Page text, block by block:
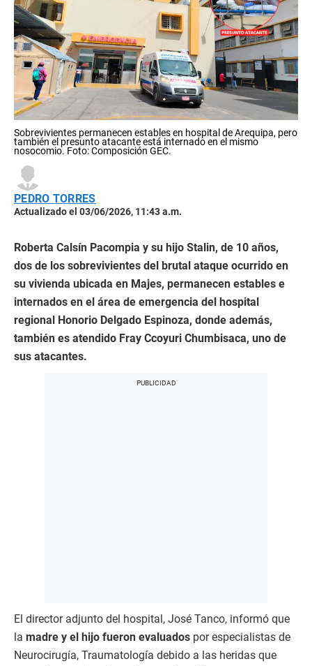
Sobrevivientes permanecen estables en hospital de Arequipa, pero
también el presunto atacante está internado en el mismo
nosocomio. Foto: Composición GEC.
PEDRO TORRES
Actualizado el 03/06/2026, 11:43 a.m.
Roberta Calsín Pacompia y su hijo Stalin, de 10 años,
dos de los sobrevivientes del brutal ataque ocurrido en
su vivienda ubicada en Majes, permanecen estables e
internados en el área de emergencia del hospital
regional Honorio Delgado Espinoza, donde además,
también es atendido Fray Ccoyuri Chumbisaca, uno de
sus atacantes.
El director adjunto del hospital, José Tanco, informó que
la madre y el hijo fueron evaluados por especialistas de
Neurocirugía, Traumatología debido a las heridas que